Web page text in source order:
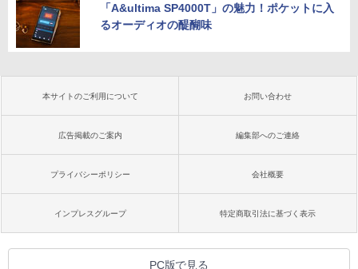
「A&ultima SP4000T」の魅力！ポケットに入
るオーディオの醍醐味
本サイトのご利用について お問い合わせ
広告掲載のご案内 編集部へのご連絡
プライバシーポリシー 会社概要
インプレスグループ 特定商取引法に基づく表示
PC版で見る